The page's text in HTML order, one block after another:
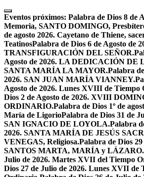
Skip
to
content
Eventos próximos: Palabra de Dios 8 de
Memoria, SANTO DOMINGO,
de agosto 2026. Cayetano de Thiene,
TeatinosPalabra de Dios 6 de Agosto de
TRANSFIGURACIÓN DEL SEÑOR.
Agosto de 2026. LA DEDICACIÓN DE
SANTA MARÍA LA MAYOR.Palabra
2026. SAN JUAN MARÍA VIANNEY.
Agosto de 2026. Lunes XVIII de Tiempo
Dios 2 de Agosto de 2026. XVIII
ORDINARIO.Palabra de Dios 1º de
María de LigorioPalabra de Dios 31 de
SAN IGNACIO DE LOYOLA.Palabra
2026. SANTA MARÍA DE JESÚS
VENEGAS, Religiosa.Palabra de Dios
SANTOS MARTA, MARÍA y LÁZARO.
Julio de 2026. Martes XVII del Tiempo
Dios 27 de Julio de 2026. Lunes XVII de